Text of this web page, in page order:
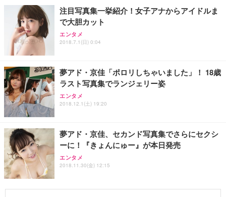
注目写真集一挙紹介！女子アナからアイドルま
で大胆カット
エンタメ
2018.7.1(日) 0:04
夢アド・京佳「ポロリしちゃいました」！ 18歳
ラスト写真集でランジェリー姿
エンタメ
2018.12.1(土) 19:20
夢アド・京佳、セカンド写真集でさらにセクシ
ーに！『きょんにゅー』が本日発売
エンタメ
2018.11.30(金) 12:15